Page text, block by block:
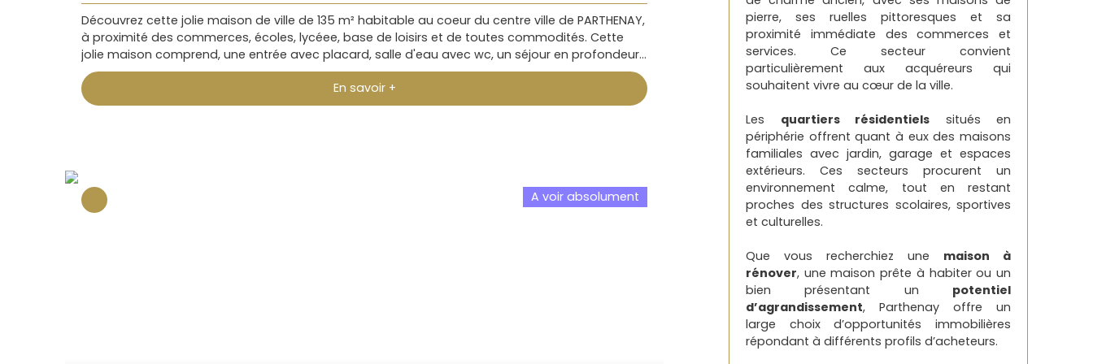
Découvrez cette jolie maison de ville de 135 m² habitable au coeur du centre ville de PARTHENAY,
à proximité des commerces, écoles, lycéee, base de loisirs et de toutes commodités. Cette
jolie maison comprend, une entrée avec placard, salle d'eau avec wc, un séjour en profondeur
avec une cheminée, offrant un joli salon d'hiver. La cuisine aménagée, lumineuse et récente,
permet un accès direct à la terrasse et au très beau jardin arboré. A l'étage, un grand
dégaement, avec 2 chambres, un espace dressing une salle d'eau récente, wc. Au 2ème étage,
pied, vous trouverez plusieurs commerces de proximité pour vos courses quotidiennes, ainsi
qu'un arrêt de bus pour vos déplacements. La maison a fait l'objet de travaux importants ces
En savoir +
A voir absolument
pierre, ses ruelles pittoresques et sa
proximité immédiate des commerces et
services. Ce secteur convient
particulièrement aux acquéreurs qui
souhaitent vivre au cœur de la ville.
Les quartiers résidentiels situés en
périphérie offrent quant à eux des maisons
familiales avec jardin, garage et espaces
extérieurs. Ces secteurs procurent un
environnement calme, tout en restant
proches des structures scolaires, sportives
et culturelles.
Que vous recherchiez une maison à
rénover, une maison prête à habiter ou un
bien présentant un potentiel
d’agrandissement, Parthenay offre un
large choix d’opportunités immobilières
répondant à différents profils d’acheteurs.